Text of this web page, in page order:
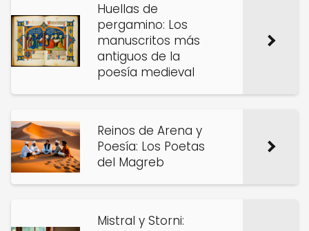
Huellas de
pergamino: Los
manuscritos más
antiguos de la
poesía medieval
Reinos de Arena y
Poesía: Los Poetas
del Magreb
Mistral y Storni: